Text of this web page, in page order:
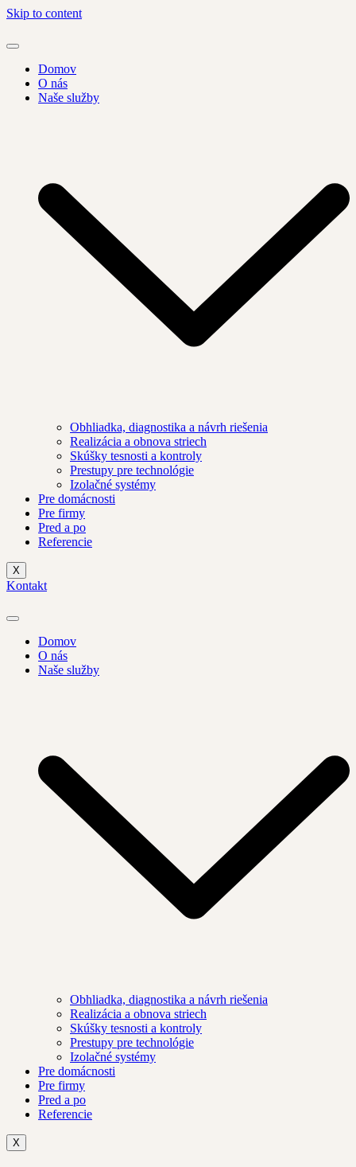
Skip to content
Domov
O nás
Naše služby
Obhliadka, diagnostika a návrh riešenia
Realizácia a obnova striech
Skúšky tesnosti a kontroly
Prestupy pre technológie
Izolačné systémy
Pre domácnosti
Pre firmy
Pred a po
Referencie
X
Kontakt
Domov
O nás
Naše služby
Obhliadka, diagnostika a návrh riešenia
Realizácia a obnova striech
Skúšky tesnosti a kontroly
Prestupy pre technológie
Izolačné systémy
Pre domácnosti
Pre firmy
Pred a po
Referencie
X